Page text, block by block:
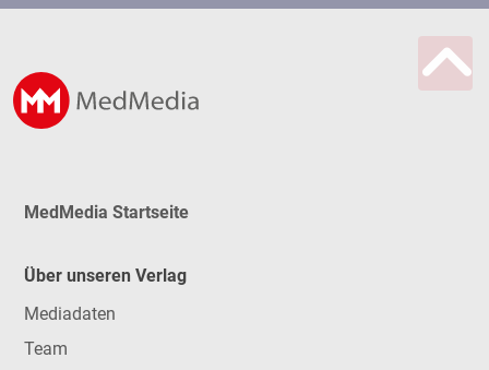
MedMedia Startseite
Über unseren Verlag
Mediadaten
Team